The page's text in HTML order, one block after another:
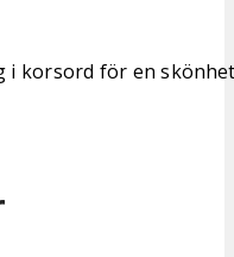
i korsord för en